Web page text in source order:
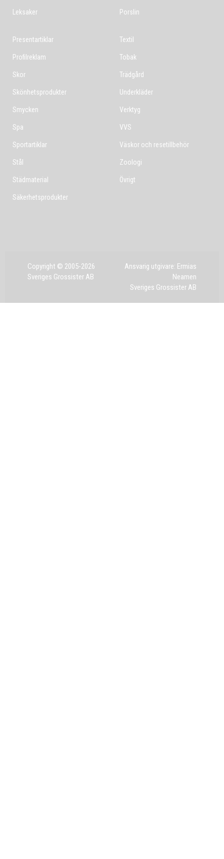
Leksaker Porslin
Presentartiklar
Profilreklam
Skor
Skönhetsprodukter
Smycken
Spa
Sportartiklar
Stål
Städmaterial
Säkerhetsprodukter
Textil
Tobak
Trädgård
Underkläder
Verktyg
VVS
Väskor och resetillbehör
Zoologi
Övrigt
Copyright © 2005-2026
Sveriges Grossister AB
Ansvarig utgivare: Ermias
Neamen
Sveriges Grossister AB